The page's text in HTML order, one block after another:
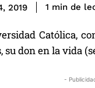
2019 1 min de
Católica,
don en la vida
-